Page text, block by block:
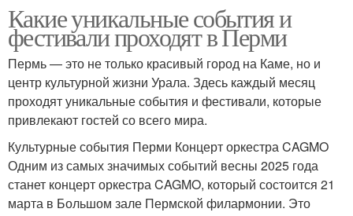
Какие уникальные события и
фестивали проходят в Перми
Пермь — это не только красивый город на Каме, но и
центр культурной жизни Урала. Здесь каждый месяц
проходят уникальные события и фестивали, которые
привлекают гостей со всего мира.
Культурные события Перми Концерт оркестра CAGMO
Одним из самых значимых событий весны 2025 года
станет концерт оркестра CAGMO, который состоится 21
марта в Большом зале Пермской филармонии. Это